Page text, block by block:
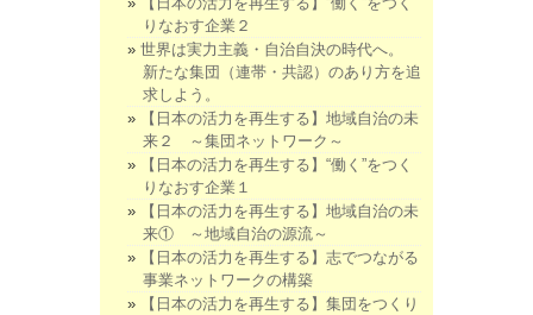
りなおす企業２
世界は実力主義・自治自決の時代へ。
新たな集団（連帯・共認）のあり方を追
求しよう。
【日本の活力を再生する】地域自治の未
来２ ～集団ネットワーク～
【日本の活力を再生する】“働く”をつく
りなおす企業１
【日本の活力を再生する】地域自治の未
来① ～地域自治の源流～
【日本の活力を再生する】志でつながる
事業ネットワークの構築
【日本の活力を再生する】集団をつくり